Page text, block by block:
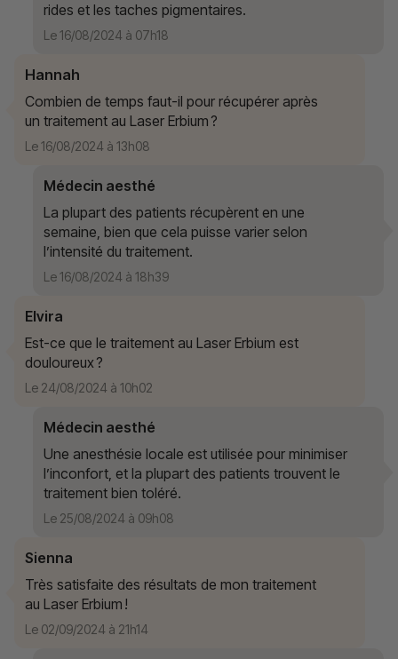
rides et les taches pigmentaires.
Le 16/08/2024 à 07h18
Hannah
Combien de temps faut-il pour récupérer après
un traitement au Laser Erbium ?
Le 16/08/2024 à 13h08
Médecin aesthé
La plupart des patients récupèrent en une
semaine, bien que cela puisse varier selon
l’intensité du traitement.
Le 16/08/2024 à 18h39
Elvira
Est-ce que le traitement au Laser Erbium est
douloureux ?
Le 24/08/2024 à 10h02
Médecin aesthé
Une anesthésie locale est utilisée pour minimiser
l’inconfort, et la plupart des patients trouvent le
traitement bien toléré.
Le 25/08/2024 à 09h08
Sienna
Très satisfaite des résultats de mon traitement
au Laser Erbium !
Le 02/09/2024 à 21h14